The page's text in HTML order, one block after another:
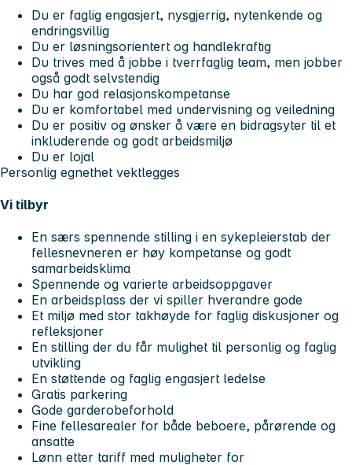
Du er faglig engasjert, nysgjerrig, nytenkende og
endringsvillig
Du er løsningsorientert og handlekraftig
Du trives med å jobbe i tverrfaglig team, men jobber
også godt selvstendig
Du har god relasjonskompetanse
Du er komfortabel med undervisning og veiledning
Du er positiv og ønsker å være en bidragsyter til et
inkluderende og godt arbeidsmiljø
Du er lojal
Personlig egnethet vektlegges
Vi tilbyr
En særs spennende stilling i en sykepleierstab der
fellesnevneren er høy kompetanse og godt
samarbeidsklima
Spennende og varierte arbeidsoppgaver
En arbeidsplass der vi spiller hverandre gode
Et miljø med stor takhøyde for faglig diskusjoner og
refleksjoner
En stilling der du får mulighet til personlig og faglig
utvikling
En støttende og faglig engasjert ledelse
Gratis parkering
Gode garderobeforhold
Fine fellesarealer for både beboere, pårørende og
ansatte
Lønn etter tariff med muligheter for